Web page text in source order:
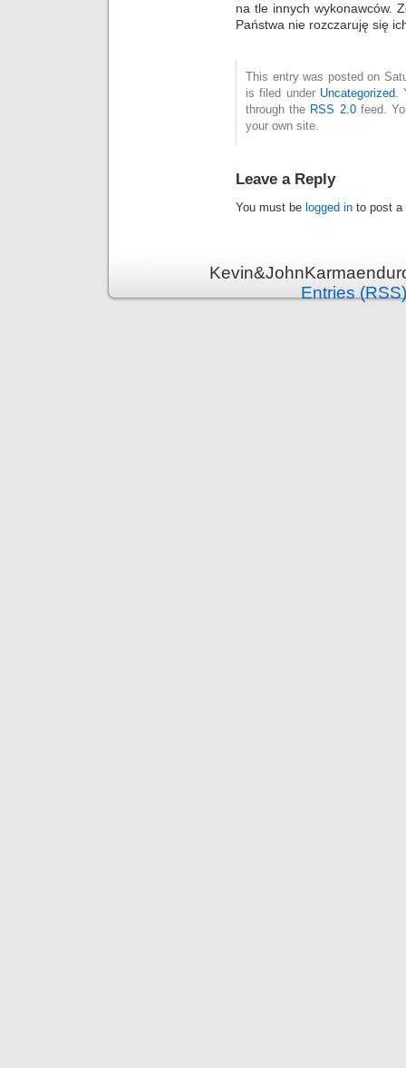
na tle innych wykonawców.
Państwa nie rozczaruję się
This entry was posted on
is filed under Uncategorized.
through the RSS 2.0feed.
your own site.
Leave a Reply
You must be logged in to post a
Entries (RSS)